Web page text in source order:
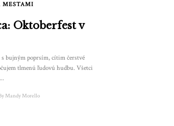
MESTAMI
Oktoberfest v
bujným poprsím, cítim čerstvé
tlmenú ľudovú hudbu. Všetci
Mandy Morello